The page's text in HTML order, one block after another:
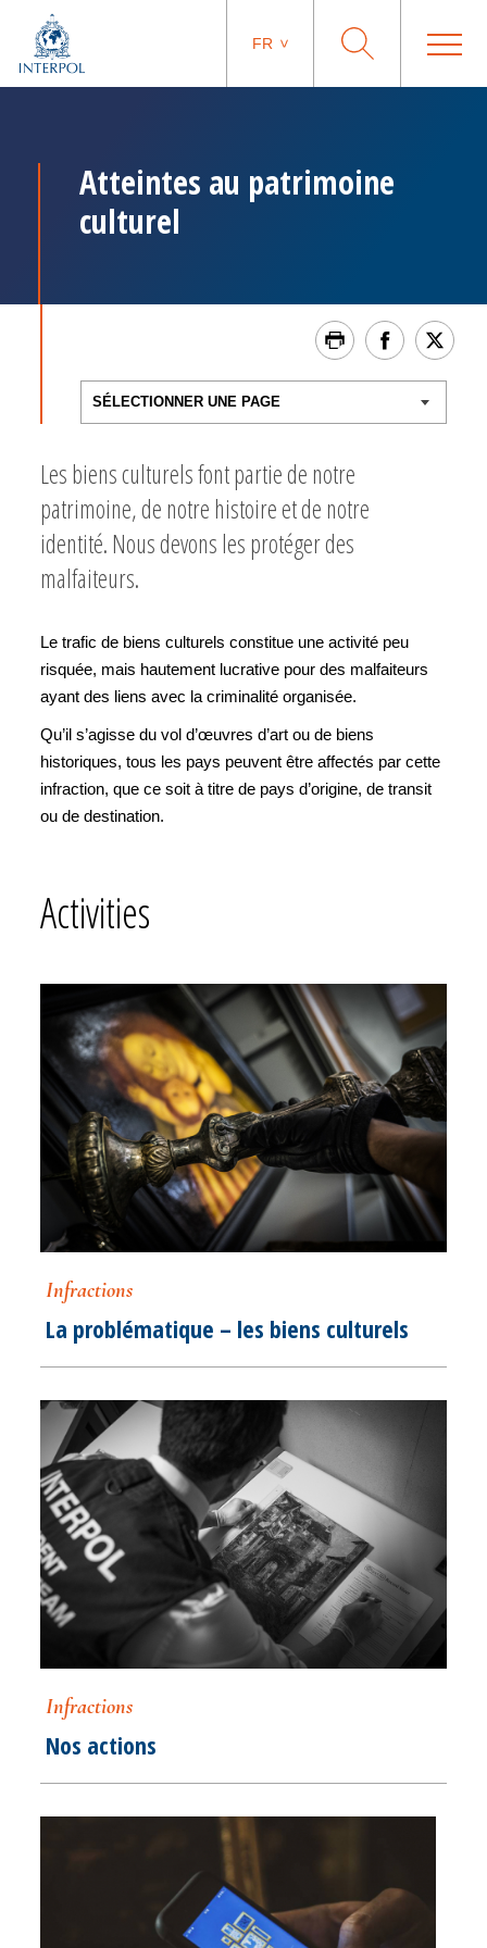
FR
Atteintes au patrimoine
culturel
Les biens culturels font partie de notre
patrimoine, de notre histoire et de notre
identité. Nous devons les protéger des
malfaiteurs.
Le trafic de biens culturels constitue une activité peu
risquée, mais hautement lucrative pour des malfaiteurs
ayant des liens avec la criminalité organisée.
Qu’il s’agisse du vol d’œuvres d’art ou de biens
historiques, tous les pays peuvent être affectés par cette
infraction, que ce soit à titre de pays d’origine, de transit
ou de destination.
Activities
Infractions
La problématique – les biens culturels
Infractions
Nos actions